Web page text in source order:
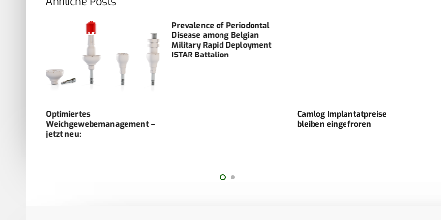
Optimiertes
Weichgewebemanagement –
jetzt neu:
Prevalence of Periodontal
Disease among Belgian
Military Rapid Deployment
ISTAR Battalion
Camlog Implantatpreise
bleiben eingefroren